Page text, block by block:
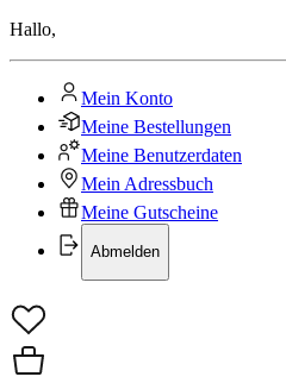
Hallo,
Mein Konto
Meine Bestellungen
Meine Benutzerdaten
Mein Adressbuch
Meine Gutscheine
Abmelden